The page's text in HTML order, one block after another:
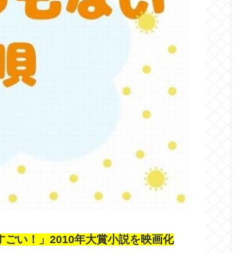
い！」2010年大賞小説を映画化